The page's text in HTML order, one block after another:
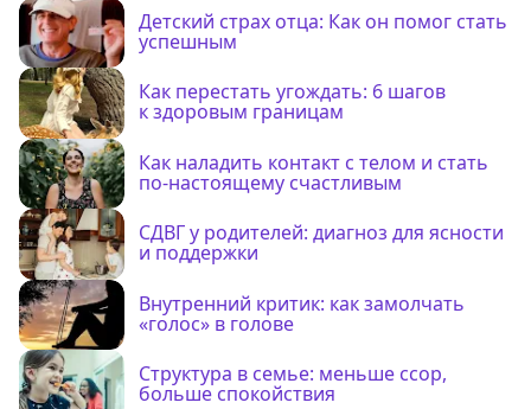
Детский страх отца: Как он помог стать
успешным
Как перестать угождать: 6 шагов
к здоровым границам
Как наладить контакт с телом и стать
по-настоящему счастливым
СДВГ у родителей: диагноз для ясности
и поддержки
Внутренний критик: как замолчать
«голос» в голове
Структура в семье: меньше ссор,
больше спокойствия